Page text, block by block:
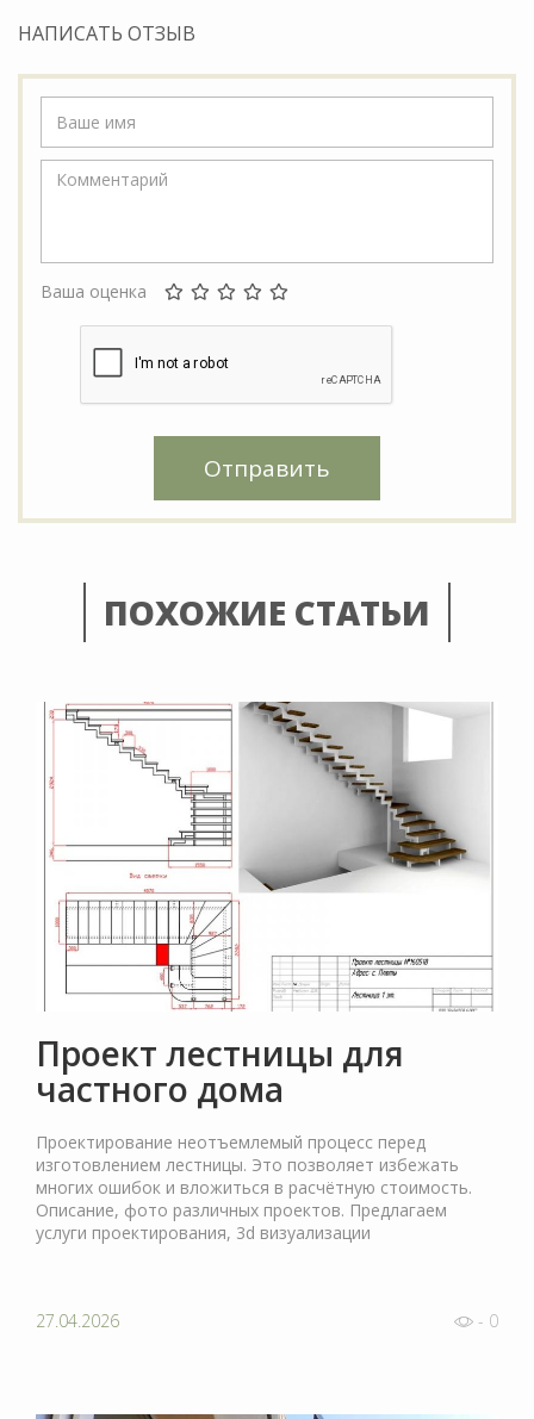
НАПИСАТЬ ОТЗЫВ
Ваша оценка
Отправить
ПОХОЖИЕ СТАТЬИ
Проект лестницы для
частного дома
Проектирование неотъемлемый процесс перед
изготовлением лестницы. Это позволяет избежать
многих ошибок и вложиться в расчётную стоимость.
Описание, фото различных проектов. Предлагаем
услуги проектирования, 3d визуализации
27.04.2026 - 0